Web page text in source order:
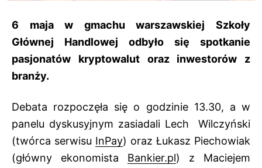
6 maja w gmachu warszawskiej Szkoły
Głównej Handlowej odbyło się spotkanie
pasjonatów kryptowalut oraz inwestorów z
branży.
Debata rozpoczęła się o godzinie 13.30, a w
panelu dyskusyjnym zasiadali Lech Wilczyński
(twórca serwisu InPay) oraz Łukasz Piechowiak
(główny ekonomista Bankier.pl) z Maciejem